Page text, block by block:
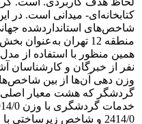
کتابخانه‌ای- میدانی است. در
شاخص‌های استانداردشده
منطقه 12 تهران
نفر از خبرگان و کارشناسان
وزن دهی آن‌ها از بین